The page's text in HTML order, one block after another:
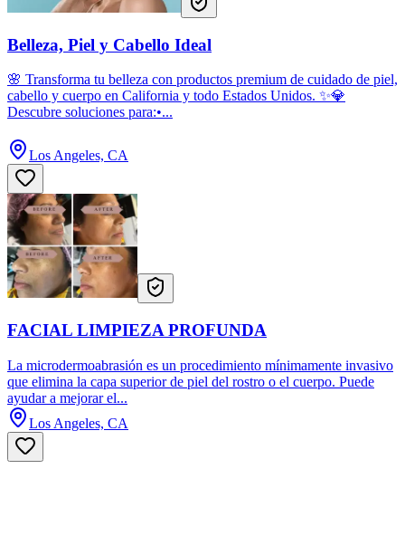
Belleza, Piel y Cabello Ideal
🌸 Transforma tu belleza con productos premium de cuidado de piel,
cabello y cuerpo en California y todo Estados Unidos. ✨💎
Descubre soluciones para:•...
Los Angeles, CA
FACIAL LIMPIEZA PROFUNDA
La microdermoabrasión es un procedimiento mínimamente invasivo
que elimina la capa superior de piel del rostro o el cuerpo. Puede
ayudar a mejorar el...
Los Angeles, CA